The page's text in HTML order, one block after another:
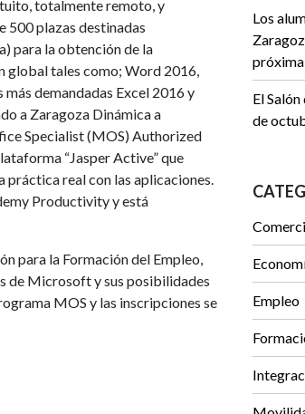
totalmente remoto, y
plazas destinadas
para la obtención de la
global tales como; Word 2016,
demandadas Excel 2016 y
a Zaragoza Dinámica a
Specialist (MOS) Authorized
“Jasper Active” que
real con las aplicaciones.
Productivity y está
para la Formación del Empleo,
de Microsoft y sus posibilidades
MOS y las inscripciones se
Los
El
de
Empleo